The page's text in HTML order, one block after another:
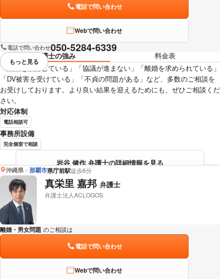
電話で問い合わせ
Webで問い合わせ
電話で問い合わせ050-5284-6339
弁護士の強み
料金表
「離婚を検討している」「協議が進まない」「離婚を求められている」
「DV被害を受けている」「不貞の問題がある」など、多数のご相談を
お受けしております。より良い結果を迎えるためにも、ぜひご相談くだ
さい。
対応体制
電話相談可
事務所設備
完全個室で相談
岩谷 健作 弁護士の詳細情報を見る
視覚的に省略されている要素を
もっと見る
沖縄県 那覇市県庁前駅徒歩6分
真栄里 嘉邦 弁護士
弁護士法人ACLOGOS
離婚・男女問題 のご相談は
電話で問い合わせ
Webで問い合わせ